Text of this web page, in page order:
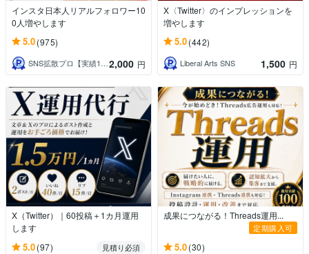
インスタ日本人リアルフォロワー10
0人増やします
5.0(975)
SNS拡散プロ【実績1万件越＆即日対応】2,000 円
X〈Twitter〉のインプレッションを
増やします
5.0(442)
Liberal Arts SNS 1,500 円
X（Twitter）｜60投稿＋1カ月運用
します
5.0(97)
見積り必須
成果につながる！Threads運用...
定期購入可
5.0(30)